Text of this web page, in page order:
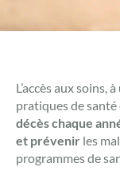
L’accès aux soins,
pratiques de
décès chaque
et prévenir les
programmes de